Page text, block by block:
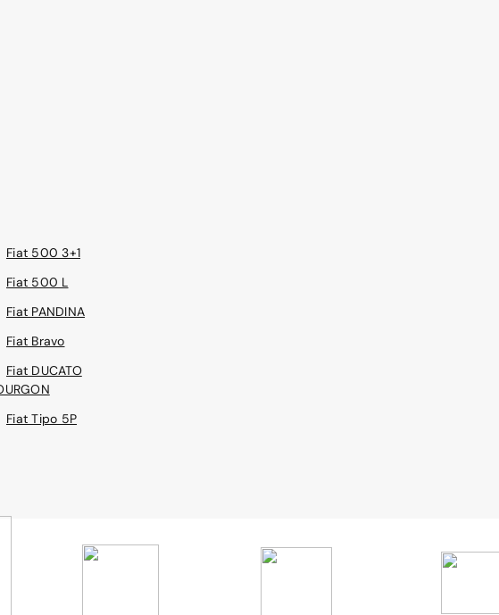
Fiat 500 3+1
Fiat 500 L
Fiat PANDINA
Fiat Bravo
Fiat DUCATO
Fiat Tipo 5P